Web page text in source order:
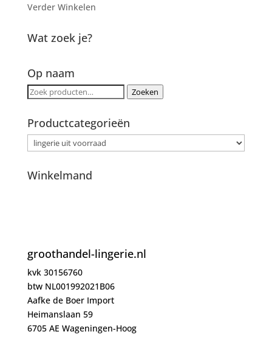
Verder Winkelen
Wat zoek je?
Op naam
Zoeken
Zoeken
Productcategorieën
Winkelmand
groothandel-lingerie.nl
kvk 30156760
btw NL001992021B06
Aafke de Boer Import
Heimanslaan 59
6705 AE Wageningen-Hoog